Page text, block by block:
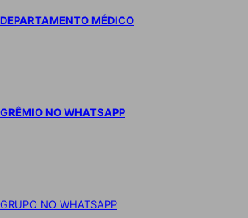
DEPARTAMENTO MÉDICO
GRÊMIO NO WHATSAPP
GRUPO NO WHATSAPP